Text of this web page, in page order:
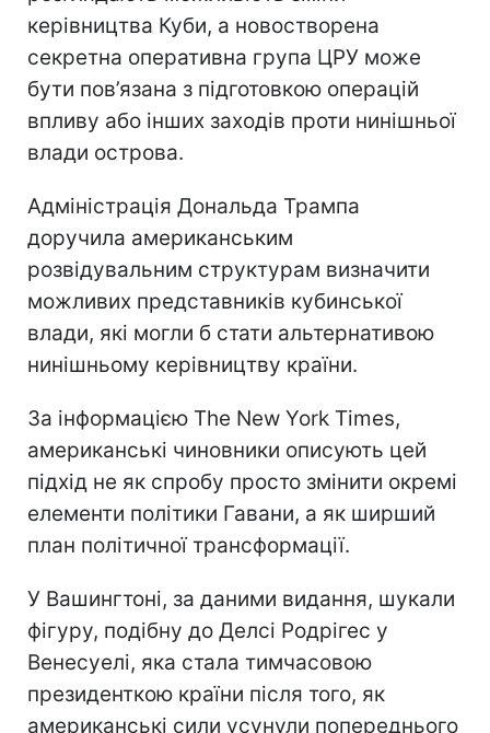
керівництва Куби, а новостворена
секретна оперативна група ЦРУ може
бути пов’язана з підготовкою операцій
впливу або інших заходів проти нинішньої
влади острова.
Адміністрація Дональда Трампа
доручила американським
розвідувальним структурам визначити
можливих представників кубинської
влади, які могли б стати альтернативою
нинішньому керівництву країни.
За інформацією The New York Times,
американські чиновники описують цей
підхід не як спробу просто змінити окремі
елементи політики Гавани, а як ширший
план політичної трансформації.
У Вашингтоні, за даними видання, шукали
фігуру, подібну до Делсі Родрігес у
Венесуелі, яка стала тимчасовою
президенткою країни після того, як
американські сили усунули попереднього